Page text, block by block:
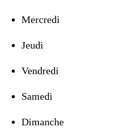
Mercredi
Jeudi
Vendredi
Samedi
Dimanche